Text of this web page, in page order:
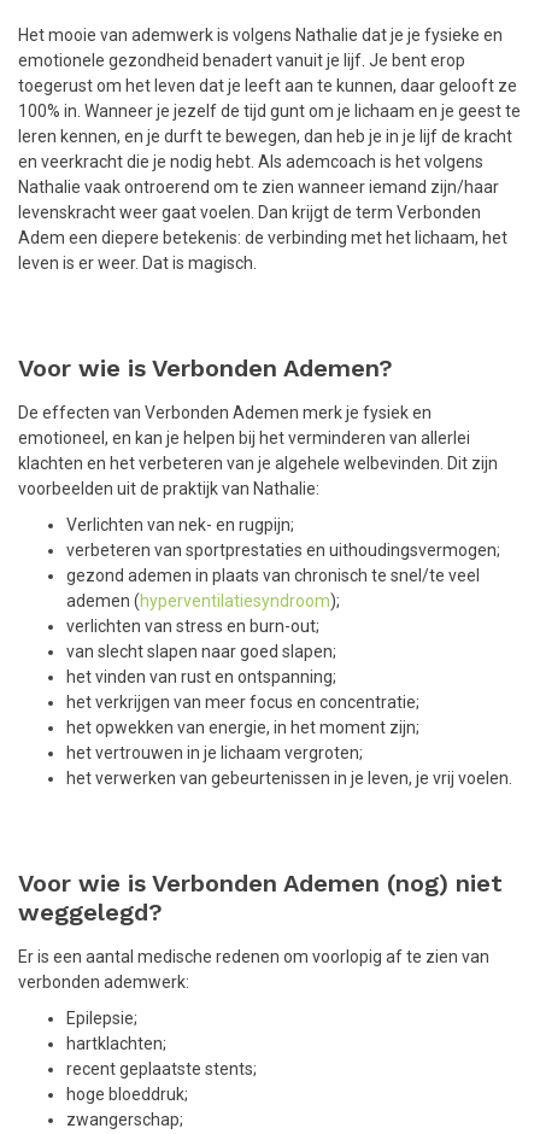
Het mooie van ademwerk is volgens Nathalie dat je je fysieke en
emotionele gezondheid benadert vanuit je lijf. Je bent erop
toegerust om het leven dat je leeft aan te kunnen, daar gelooft ze
100% in. Wanneer je jezelf de tijd gunt om je lichaam en je geest te
leren kennen, en je durft te bewegen, dan heb je in je lijf de kracht
en veerkracht die je nodig hebt. Als ademcoach is het volgens
Nathalie vaak ontroerend om te zien wanneer iemand zijn/haar
levenskracht weer gaat voelen. Dan krijgt de term Verbonden
Adem een diepere betekenis: de verbinding met het lichaam, het
leven is er weer. Dat is magisch.
Voor wie is Verbonden Ademen?
De effecten van Verbonden Ademen merk je fysiek en
emotioneel, en kan je helpen bij het verminderen van allerlei
klachten en het verbeteren van je algehele welbevinden. Dit zijn
voorbeelden uit de praktijk van Nathalie:
Verlichten van nek- en rugpijn;
verbeteren van sportprestaties en uithoudingsvermogen;
gezond ademen in plaats van chronisch te snel/te veel
ademen (hyperventilatiesyndroom);
verlichten van stress en burn-out;
van slecht slapen naar goed slapen;
het vinden van rust en ontspanning;
het verkrijgen van meer focus en concentratie;
het opwekken van energie, in het moment zijn;
het vertrouwen in je lichaam vergroten;
het verwerken van gebeurtenissen in je leven, je vrij voelen.
Voor wie is Verbonden Ademen (nog) niet
weggelegd?
Er is een aantal medische redenen om voorlopig af te zien van
verbonden ademwerk:
Epilepsie;
hartklachten;
recent geplaatste stents;
hoge bloeddruk;
zwangerschap;